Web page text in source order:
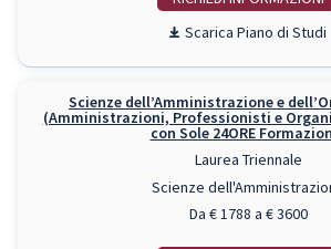
Piano di Studi
Scienze dell’Amministrazione e
(Amministrazioni, Professionisti e
con Sole 24ORE
Laurea Triennale
Scienze
Da € 1788 a € 3600